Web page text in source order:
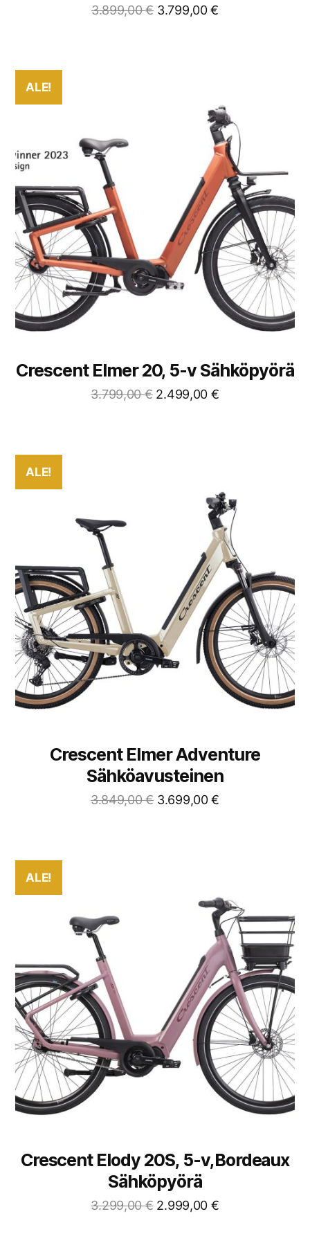
3.899,00€ 3.799,00€
ALE!
Crescent Elmer 20, 5-v Sähköpyörä
3.799,00€ 2.499,00 €
ALE!
Crescent Elmer Adventure
Sähköavusteinen
3.849,00€ 3.699,00€
ALE!
Crescent Elody 20S, 5-v,Bordeaux
Sähköpyörä
3.299,00€ 2.999,00 €